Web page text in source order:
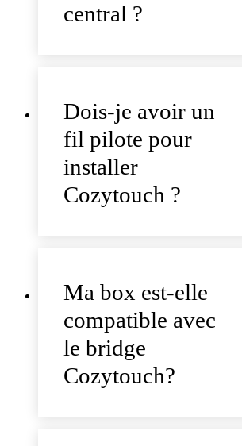
central ?
Dois-je avoir un
fil pilote pour
installer
Cozytouch ?
Ma box est-elle
compatible avec
le bridge
Cozytouch?